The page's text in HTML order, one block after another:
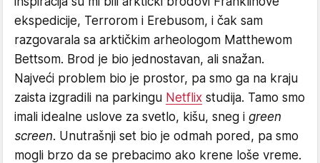
ekspedicije, Terrorom i Erebusom, i čak sam
razgovarala sa arktičkim arheologom Matthewom
Bettsom. Brod je bio jednostavan, ali snažan.
Najveći problem bio je prostor, pa smo ga na kraju
zaista izgradili na parkingu Netflix studija. Tamo smo
imali idealne uslove za svetlo, kišu, sneg i green
screen. Unutrašnji set bio je odmah pored, pa smo
mogli brzo da se prebacimo ako krene loše vreme.